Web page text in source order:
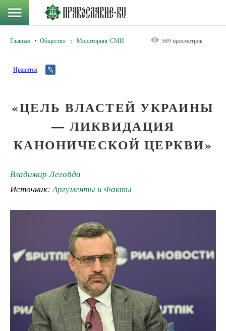
Главная Общество : Мониторинг СМИ 589 просмотров
Нравится
«ЦЕЛЬ ВЛАСТЕЙ УКРАИНЫ
— ЛИКВИДАЦИЯ
КАНОНИЧЕСКОЙ ЦЕРКВИ»
Владимир Легойда
Источник:Аргументы и Факты